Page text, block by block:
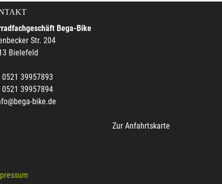
Bega-Bike
Str. 204
Bielefeld
0521 39957893
0521 39957894
bike.de
Zur Anfahrtskarte